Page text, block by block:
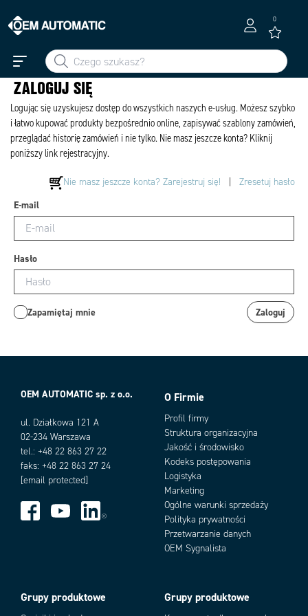
0
ZALOGUJ SIĘ
Logując się uzyskujesz dostęp do wszystkich naszych e-usług. Możesz szybko
i łatwo kupować produkty bezpośrednio online, zapisywać szablony zamówień,
przeglądać historię zamówień i nie tylko. Nie masz jeszcze konta? Kliknij
poniższy link rejestracyjny.
Nie masz jeszcze konta? Zarejestruj się! Zresetuj hasło
E-mail
Hasło
Zapamiętaj mnie Zaloguj
OEM AUTOMATIC sp. z o.o.
ul. Działkowa 121 A
02-234 Warszawa
tel.: +48 22 863 27 22
faks: +48 22 863 27 24
[email protected]
O Firmie
Profil firmy
Struktura organizacyjna
Jakość i środowisko
Kodeks postępowania
Logistyka
Marketing
Ogólne warunki sprzedaży
Polityka prywatności
Przetwarzanie danych
OEM Sygnalista
Grupy produktowe Grupy produktowe